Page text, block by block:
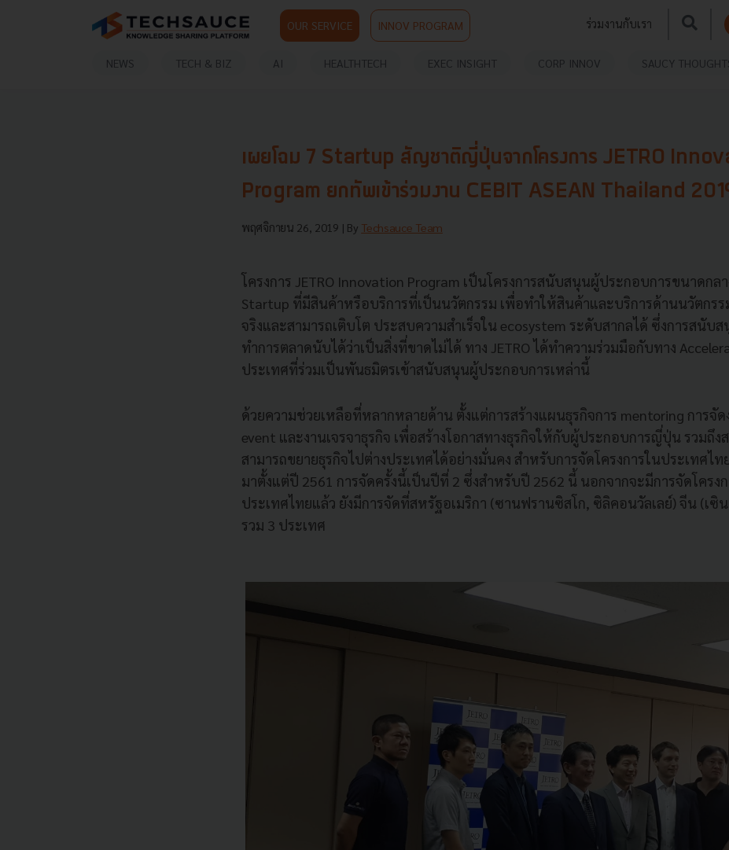
OUR SERVICE INNOV PROGRAM ร่วมงานกับเรา
NEWS TECH & BIZ AI HEALTHTECH EXEC INSIGHT CORP INNOV SAUCY
เผยโฉม 7 Startup สัญชาติญี่ปุ่นจากโครงการ JETRO
Program ยกทัพเข้าร่วมงาน CEBIT ASEAN Thailand
พฤศจิกายน 26, 2019 | By Techsauce Team
โครงการ JETRO Innovation Program เป็นโครงการสนับสนุนผู้ประกอบการขนาดกลา
Startup ที่มีสินค้าหรือบริการที่เป็นนวัตกรรม เพื่อทำให้สินค้าและบริการด้านนวัตกรร
จริงและสามารถเติบโต ประสบความสำเร็จใน ecosystem ระดับสากลได้ ซึ่งการสนับ
ทำการตลาดนับได้ว่าเป็นสิ่งที่ขาดไม่ได้ ทาง JETRO ได้ทำความร่วมมือกับทาง
ประเทศที่ร่วมเป็นพันธมิตรเข้าสนับสนุนผู้ประกอบการเหล่านี้
ด้วยความช่วยเหลือที่หลากหลายด้าน ตั้งแต่การสร้างแผนธุรกิจการ mentoring การจัด
event และงานเจรจาธุรกิจ เพื่อสร้างโอกาสทางธุรกิจให้กับผู้ประกอบการญี่ปุ่น รวมถึ
สามารถขยายธุรกิจไปต่างประเทศได้อย่างมั่นคง สำหรับการจัดโครงการในประเทศไ
มาตั้งแต่ปี 2561 การจัดครั้งนี้เป็นปีที่ 2 ซึ่งสำหรับปี 2562 นี้ นอกจากจะมีการจัดโครง
ประเทศไทยแล้ว ยังมีการจัดที่สหรัฐอเมริกา (ซานฟรานซิสโก, ซิลิคอนวัลเลย์) จีน (เซิน
รวม 3 ประเทศ